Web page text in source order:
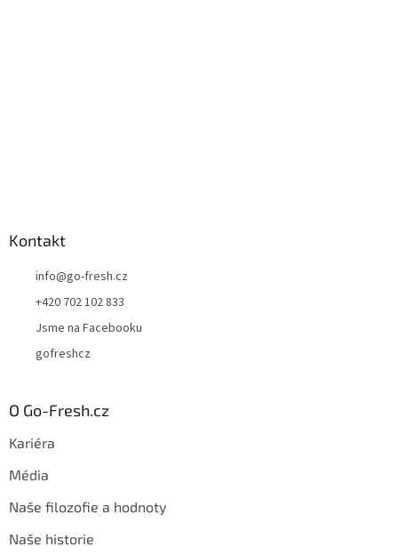
Kontakt
info@go-fresh.cz
+420 702 102 833
Jsme na Facebooku
gofreshcz
O Go-Fresh.cz
Kariéra
Média
Naše filozofie a hodnoty
Naše historie